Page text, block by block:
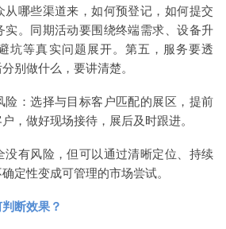
从哪些渠道来，如何预登记，如何提交
实。同期活动要围绕终端需求、设备升
坑等真实问题展开。第五，服务要透
别做什么，要讲清楚。
险：选择与目标客户匹配的展区，提前
，做好现场接待，展后及时跟进。
没有风险，但可以通过清晰定位、持续
定性变成可管理的市场尝试。
断效果？